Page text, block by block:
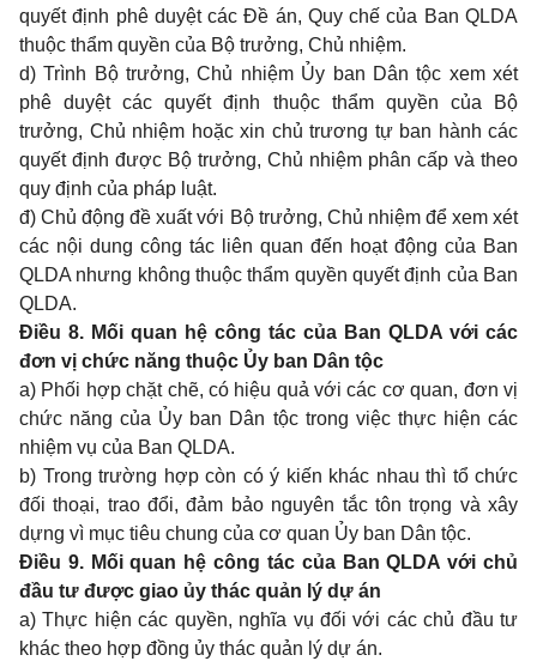
quyết định phê duyệt các Đề án, Quy chế của Ban QLDA
thuộc thẩm quyền của Bộ trưởng, Chủ nhiệm.
d) Trình Bộ trưởng, Chủ nhiệm Ủy ban Dân tộc xem xét
phê duyệt các quyết định thuộc thẩm quyền của Bộ
trưởng, Chủ nhiệm hoặc xin chủ trương tự ban hành các
quyết định được Bộ trưởng, Chủ nhiệm phân cấp và theo
quy định của pháp luật.
đ) Chủ động đề xuất với Bộ trưởng, Chủ nhiệm để xem xét
các nội dung công tác liên quan đến hoạt động của Ban
QLDA nhưng không thuộc thẩm quyền quyết định của Ban
QLDA.
Điều 8. Mối quan hệ công tác của Ban QLDA với các
đơn vị chức năng thuộc Ủy ban Dân tộc
a) Phối hợp chặt chẽ, có hiệu quả vớicác cơ quan, đơn vị
chức năng của Ủy ban Dân tộc trong việc thực hiện các
nhiệm vụ của Ban QLDA.
b) Trong trường hợp còn có ý kiến khác nhau thì tổ chức
đối thoại, trao đổi, đảm bảo nguyên tắc tôn trọng vàxây
dựng vì mục tiêu chung của cơ quan Ủy ban Dân tộc.
Điều 9. Mối quan hệ công tác của Ban QLDA với chủ
đầu tư được giao ủy thác quản lý dự án
a) Thực hiện các quyền, nghĩa vụ đối với các chủ đầu tư
khác theo hợp đồng ủy thác quản lý dự án.